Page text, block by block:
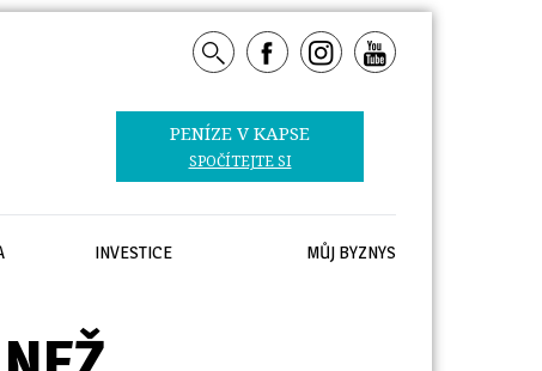
PENÍZE V KAPSE
SPOČÍTEJTE SI
INVESTICE MŮJ BYZNYS